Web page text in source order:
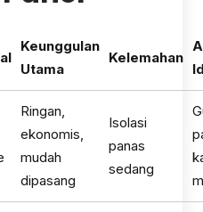
Keunggulan
Utama
Kelemahan
Ringan,
ekonomis,
mudah
dipasang
Isolasi
panas
sedang